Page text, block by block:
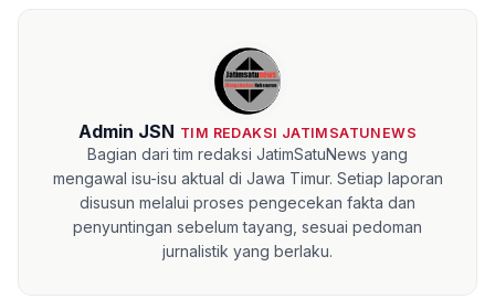
Admin JSN TIM REDAKSI JATIMSATUNEWS
Bagian dari tim redaksi JatimSatuNews yang
mengawal isu-isu aktual di Jawa Timur. Setiap laporan
disusun melalui proses pengecekan fakta dan
penyuntingan sebelum tayang, sesuai pedoman
jurnalistik yang berlaku.